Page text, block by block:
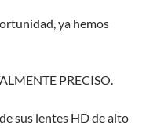
ya hemos
PRECISO.
sus lentes HD de alto